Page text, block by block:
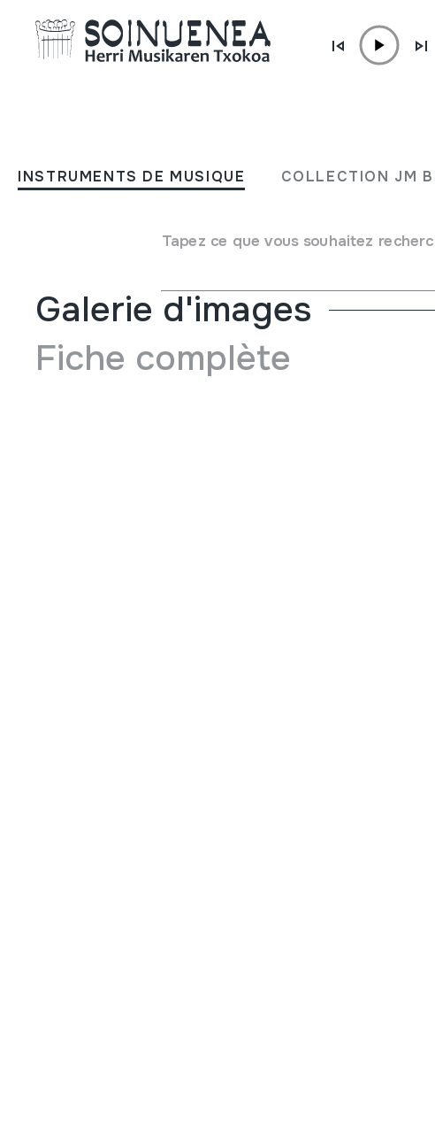
INSTRUMENTS DE MUSIQUE COLLECTION JM
Tapez ce que vous souhaitez
NDONONGO
Type d'instrument de musique Cordes->Frottées
Galerie d'images
Fiche complète